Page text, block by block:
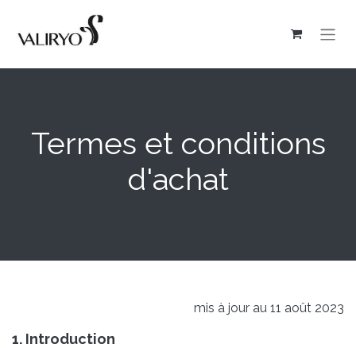
Termes et conditions
d'achat
mis à jour au 11 août 2023
1. Introduction